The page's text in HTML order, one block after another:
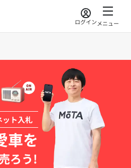
ログインメニュー
ット入札
車を
ろう!